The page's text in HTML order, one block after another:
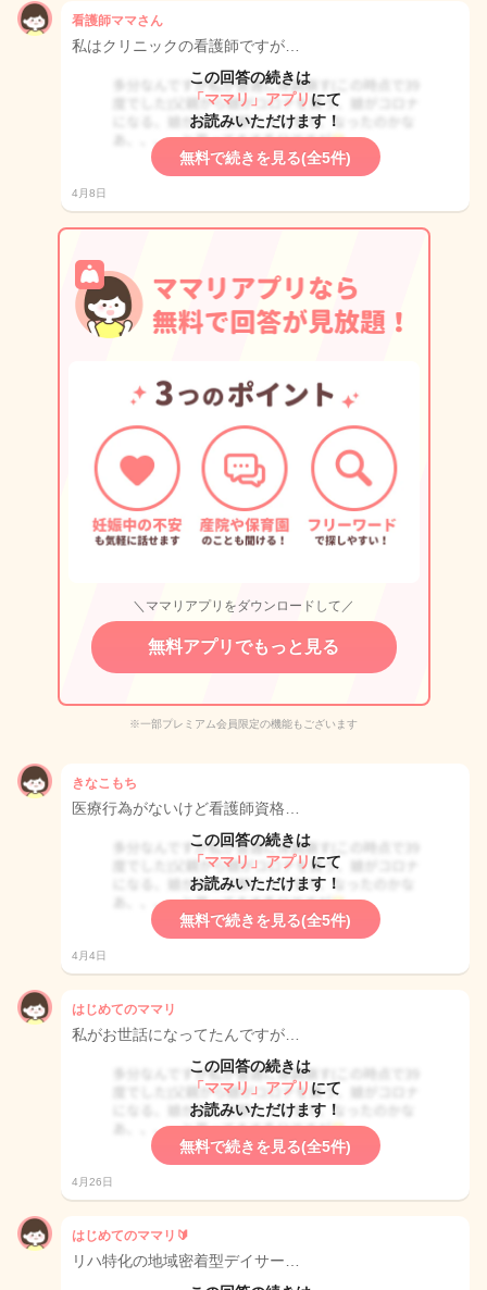
看護師ママさん
私はクリニックの看護師ですが…
この回答の続きは
「ママリ」アプリ にて
お読みいただけます！
無料で続きを見る(全5件)
4月8日
＼ママリアプリをダウンロードして／
無料アプリでもっと見る
※一部プレミアム会員限定の機能もございます
きなこもち
医療行為がないけど看護師資格…
この回答の続きは
「ママリ」アプリ にて
お読みいただけます！
無料で続きを見る(全5件)
4月4日
はじめてのママリ
私がお世話になってたんですが…
この回答の続きは
「ママリ」アプリ にて
お読みいただけます！
無料で続きを見る(全5件)
4月26日
はじめてのママリ🔰
リハ特化の地域密着型デイサー…